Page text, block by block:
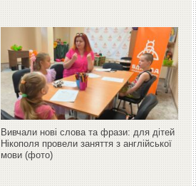
Вивчали нові слова та фрази: для дітей
Нікополя провели заняття з англійської
мови (фото)